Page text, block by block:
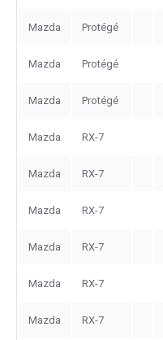
Mazda Protégé
Mazda Protégé
Mazda Protégé
Mazda RX-7
Mazda RX-7
Mazda RX-7
Mazda RX-7
Mazda RX-7
Mazda RX-7